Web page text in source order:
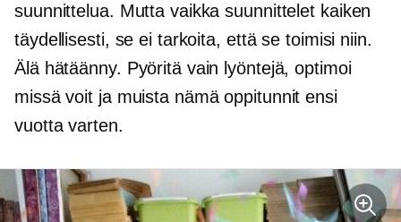
suunnittelua. Mutta vaikka suunnittelet kaiken
täydellisesti, se ei tarkoita, että se toimisi niin.
Älä hätäänny. Pyöritä vain lyöntejä, optimoi
missä voit ja muista nämä oppitunnit ensi
vuotta varten.